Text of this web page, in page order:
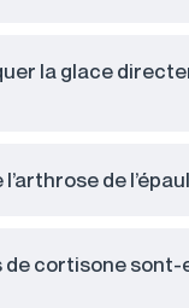
la glace
de
de cortisone sont-